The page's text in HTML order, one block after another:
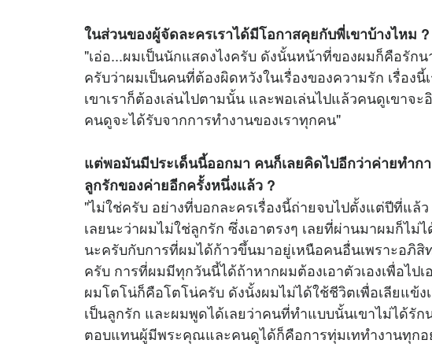
ในส่วนของผู้จัดละครเราได้มีโอกาสคุยกับพี่เขาบ้างไหม ?
"เอ่อ...ผมเป็นนักแสดงไงครับ ดังนั้นหน้าที่ของผมก็คือรัก
ครับว่าผมเป็นคนที่ต้องผิดหวังในเรื่องของความรัก เรื่อง
เขาเราก็ต้องเล่นไปตามนั้น และพอเล่นไปแล้วคนดูเขาจะ
คนดูจะได้รับจากการทำงานของเราทุกคน"
แต่พอมันมีประเด็นนี้ออกมา คนก็เลยคิดไปอีกว่าค่ายทำกา
ลูกรักของค่ายอีกครั้งหนึ่งแล้ว ?
"ไม่ใช่ครับ อย่างที่บอกละครเรื่องนี้ถ่ายจบไปตั้งแต่ปีที่แ
เลยนะว่าผมไม่ใช่ลูกรัก ซึ่งเอาตรงๆ เลยที่ผ่านมาผมก็ไม่
นะครับกับการที่ผมได้ก้าวขึ้นมาอยู่เหนือคนอื่นเพราะอภิ
ครับ การที่ผมมีทุกวันนี้ได้ถ้าหากผมต้องเอาตัวเองเพื่อไป
ผมโตโน่ก็คือโตโน่ครับ ดังนั้งผมไม่ได้ใช้ชีวิตเพื่อเลียแข้
เป็นลูกรัก และผมพูดได้เลยว่าคนที่ทำแบบนั้นเขาไม่ได้รัก
ตอบแทนผู้มีพระคุณและคนดูได้ก็คือการทุ่มเททำงานทุกอ